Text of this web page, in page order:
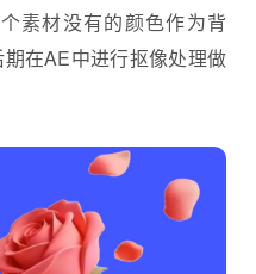
素材没有的颜色作为背
在AE中进行抠像处理做